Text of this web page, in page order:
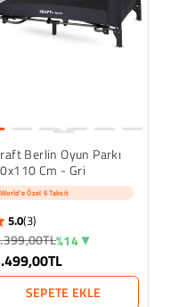
Berlin Oyun Parkı
Cm - Gri
World'e Özel 6 Taksit
5.0(3)
5.0 star rating
3 İncelemeler
%14
SEPETE EKLE